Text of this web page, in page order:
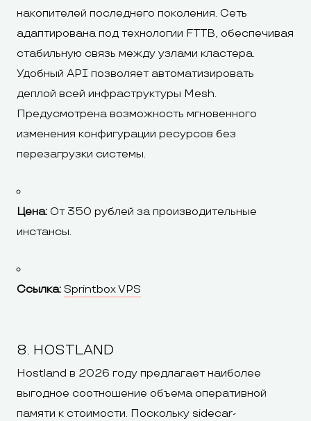
накопителей последнего поколения. Сеть
адаптирована под технологии FTTB, обеспечивая
стабильную связь между узлами кластера.
Удобный API позволяет автоматизировать
деплой всей инфраструктуры Mesh.
Предусмотрена возможность мгновенного
изменения конфигурации ресурсов без
перезагрузки системы.
Цена: От 350 рублей за производительные
инстансы.
Ссылка: Sprintbox VPS
8. HOSTLAND
Hostland в 2026 году предлагает наиболее
выгодное соотношение объема оперативной
памяти к стоимости. Поскольку sidecar-